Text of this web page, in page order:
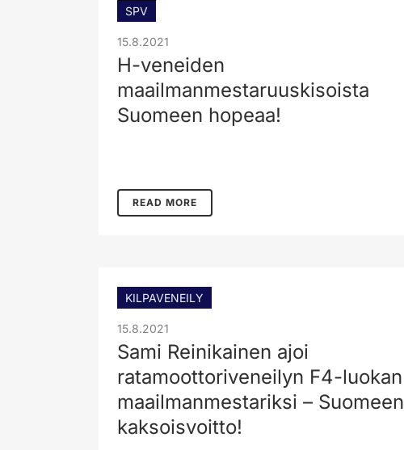
SPV
15.8.2021
H-veneiden
maailmanmestaruuskisoista
Suomeen hopeaa!
READ MORE
KILPAVENEILY
15.8.2021
Sami Reinikainen ajoi
ratamoottoriveneilyn F4-luokan
maailmanmestariksi – Suomeen
kaksoisvoitto!